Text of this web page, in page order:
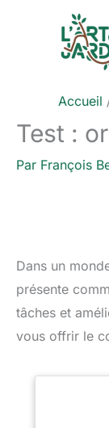
Accueil
Test :
Par François
Dans un
présente
tâches et
vous offrir le